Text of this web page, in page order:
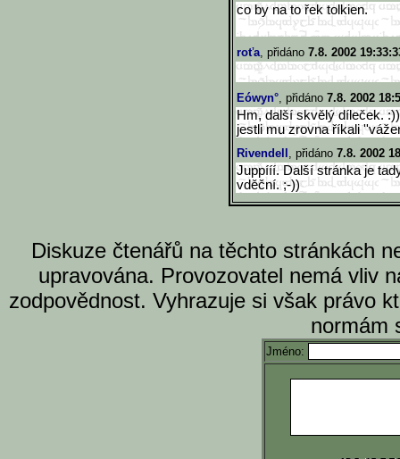
co by na to řek tolkien.
roťa, přidáno 7.8. 2002
Eówyn°, přidáno 7.8. 2002
Hm, další skvělý díleček.
jestli mu zrovna říkali
Rivendell , přidáno 7.8. 2002
Juppííí. Další stránka je
vděční. ;-))
Diskuze čtenářů na těchto stránkách
upravována. Provozovatel nemá vliv
zodpovědnost. Vyhrazuje si však právo
normám
Jméno: